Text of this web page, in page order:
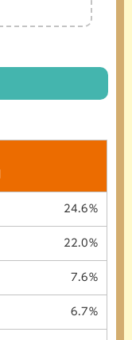
24.6％
22.0％
7.6％
6.7％